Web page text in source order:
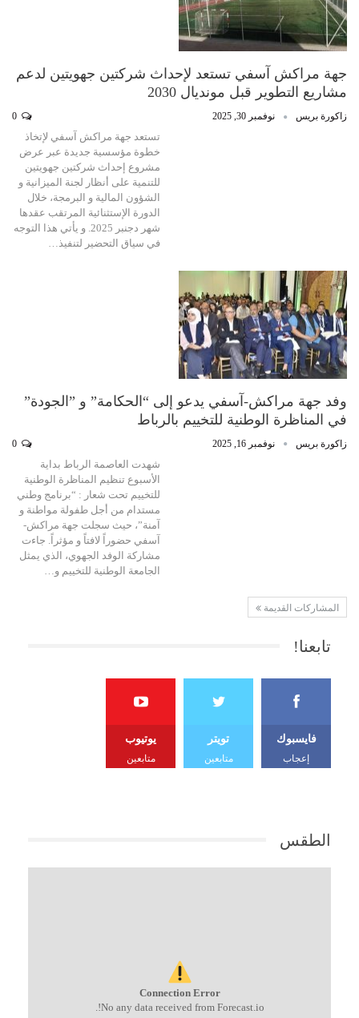
جهة مراكش آسفي تستعد لإحداث شركتين جهويتين لدعم
مشاريع التطوير قبل مونديال 2030
زاكورة بريس نوفمبر 30, 2025
تستعد جهة مراكش آسفي لإتخاذ
خطوة مؤسسية جديدة عبر عرض
مشروع إحداث شركتين جهويتين
للتنمية على أنظار لجنة الميزانية و
الشؤون المالية و البرمجة، خلال
الدورة الإستثنائية المرتقب عقدها
شهر دجنبر 2025. و يأتي هذا التوجه
في سياق التحضير لتنفيذ…
وفد جهة مراكش-آسفي يدعو إلى “الحكامة” و ”الجودة”
في المناظرة الوطنية للتخييم بالرباط
زاكورة بريس نوفمبر 16, 2025
شهدت العاصمة الرباط بداية
الأسبوع تنظيم المناظرة الوطنية
للتخييم تحت شعار : “برنامج وطني
مستدام من أجل طفولة مواطنة و
آمنة”، حيث سجلت جهة مراكش-
آسفي حضوراً لافتاً و مؤثراً. جاءت
مشاركة الوفد الجهوي، الذي يمثل
الجامعة الوطنية للتخييم و…
المشاركات القديمة
تابعنا!
فايسبوك
إعجاب
تويتر
متابعين
يوتيوب
متابعين
الطقس
Connection Error
No any data received from Forecast.io!.